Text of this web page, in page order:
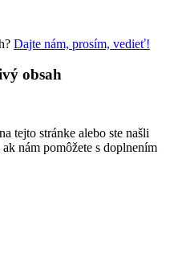
Dajte nám, prosím, vedieť!
obsah
tejto stránke alebo ste našli
nám pomôžete s doplnením